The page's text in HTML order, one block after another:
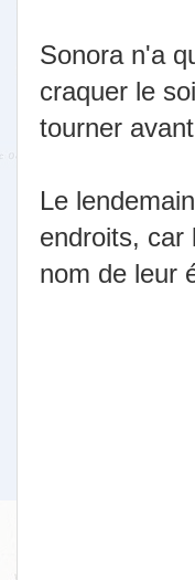
Sonora n'a
craquer le
tourner
Le
endroits, car
nom de leur